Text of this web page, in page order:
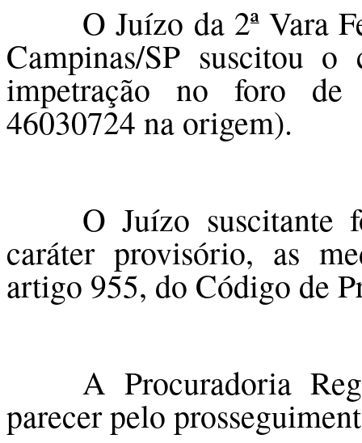
O Juízo da 2ª Vara
Campinas/SP suscitou
impetração no foro
46030724 na origem).
O Juízo suscitante
caráter provisório, as
artigo 955, do Código de
A Procuradoria
parecer pelo